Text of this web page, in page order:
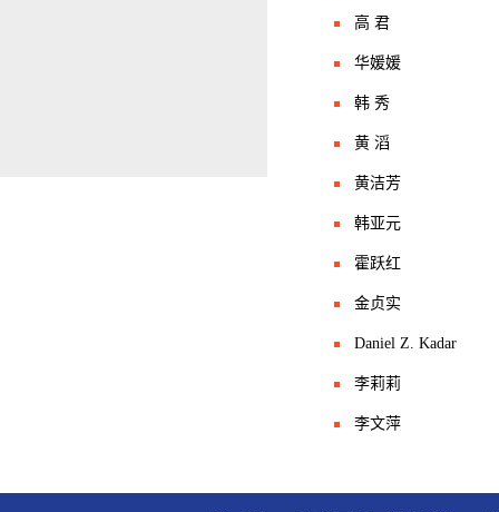
高 君
华媛媛
韩 秀
黄 滔
黄洁芳
韩亚元
霍跃红
金贞实
Daniel Z. Kadar
李莉莉
李文萍